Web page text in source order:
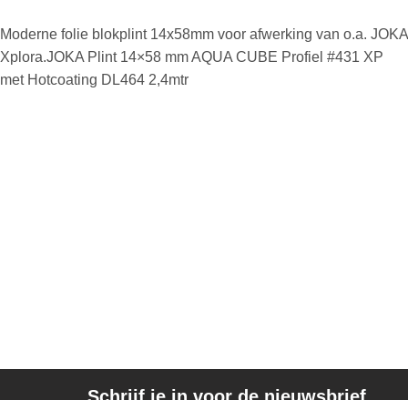
Moderne folie blokplint 14x58mm voor afwerking van o.a. JOKA
Xplora.JOKA Plint 14×58 mm AQUA CUBE Profiel #431 XP
met Hotcoating DL464 2,4mtr
Schrijf je in voor de nieuwsbrief